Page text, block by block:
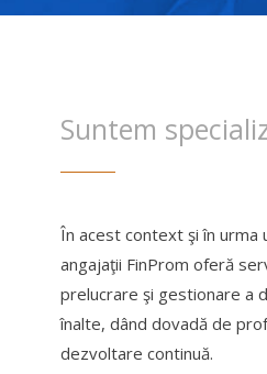
Suntem
În acest context şi în urma
angajaţii FinProm oferă
prelucrare şi gestionare a
înalte, dând dovadă de
dezvoltare continuă.